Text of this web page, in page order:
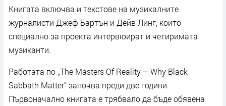
Книгата включва и текстове на музикалните
журналисти Джеф Бартън и Дейв Линг, които
специално за проекта интервюират и четиримата
музиканти.
Работата по „The Masters Of Reality – Why Black
Sabbath Matter“ започва преди две години.
Първоначално книгата е трябвало да бъде обявена